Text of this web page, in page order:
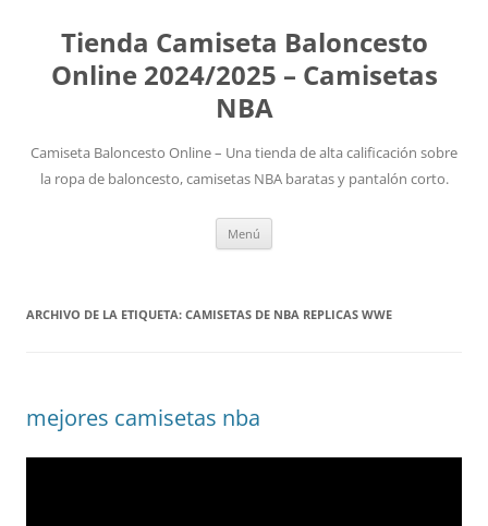
Tienda Camiseta Baloncesto
Online 2024/2025 – Camisetas
NBA
Camiseta Baloncesto Online – Una tienda de alta calificación sobre
la ropa de baloncesto, camisetas NBA baratas y pantalón corto.
Menú
ARCHIVO DE LA ETIQUETA: CAMISETAS DE NBA REPLICAS WWE
mejores camisetas nba